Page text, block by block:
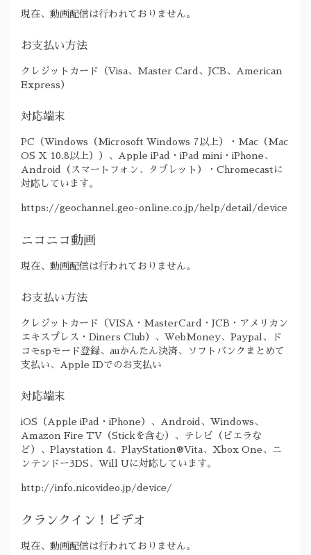
現在、動画配信は行われておりません。
お支払い方法
クレジットカード（Visa、Master Card、JCB、American
Express）
対応端末
PC（Windows（Microsoft Windows 7以上）・Mac（Mac
OS X 10.8以上））、Apple iPad・iPad mini・iPhone、
Android（スマートフォン、タブレット）・Chromecastに
対応しています。
https://geochannel.geo-online.co.jp/help/detail/device
ニコニコ動画
現在、動画配信は行われておりません。
お支払い方法
クレジットカード（VISA・MasterCard・JCB・アメリカン
エキスプレス・Diners Club）、WebMoney、Paypal、ド
コモspモード登録、auかんたん決済、ソフトバンクまとめて
支払い、Apple IDでのお支払い
対応端末
iOS（Apple iPad・iPhone）、Android、Windows、
Amazon Fire TV（Stickを含む）、テレビ（ビエラな
ど）、Playstation 4、PlayStation®Vita、Xbox One、ニ
ンテンドー3DS、Will Uに対応しています。
http://info.nicovideo.jp/device/
クランクイン！ビデオ
現在、動画配信は行われておりません。